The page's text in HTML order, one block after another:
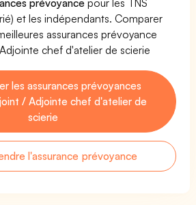
et les indépendants. Comparer
assurances prévoyance
chef d'atelier de scierie
les assurances prévoyances
/ Adjointe chef d'atelier de
scierie
l'assurance prévoyance